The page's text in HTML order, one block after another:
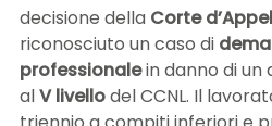
decisione della Corte
riconosciuto un caso di
professionalein danno di un
alV livellodel CCNL. Il